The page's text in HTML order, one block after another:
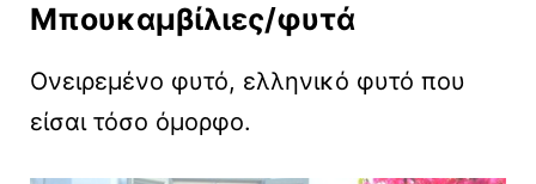
Μπουκαμβίλιες/φυτά
Ονειρεμένο φυτό, ελληνικό φυτό που
είσαι τόσο όμορφο.